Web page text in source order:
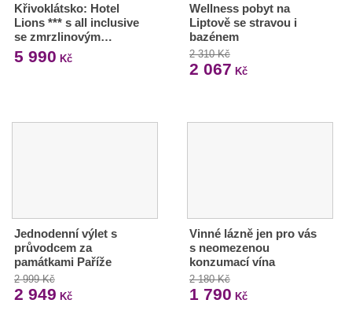
Křivoklátsko: Hotel
Lions *** s all inclusive
se zmrzlinovým…
5 990 Kč
Wellness pobyt na
Liptově se stravou i
bazénem
2 310 Kč
2 067 Kč
Jednodenní výlet s
průvodcem za
památkami Paříže
2 999 Kč
2 949 Kč
Vinné lázně jen pro vás
s neomezenou
konzumací vína
2 180 Kč
1 790 Kč